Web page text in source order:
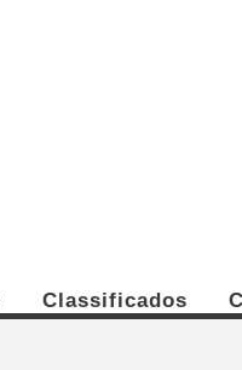
Classificados